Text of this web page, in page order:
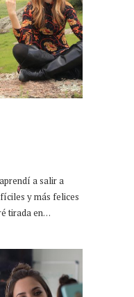
a salir a
y más felices
tirada en…